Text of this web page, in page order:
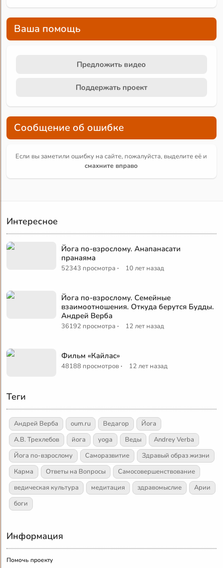
Ваша помощь
Предложить видео
Поддержать проект
Сообщение об ошибке
Если вы заметили ошибку на сайте, пожалуйста, выделите её и
смахните вправо
Интересное
Йога по-взрослому. Анапанасати
пранаяма
52343 просмотра · 10 лет назад
Йога по-взрослому. Семейные
взаимоотношения. Откуда берутся Будды.
Андрей Верба
36192 просмотра · 12 лет назад
Фильм «Кайлас»
48188 просмотров · 12 лет назад
Теги
Андрей Верба oum.ru Ведагор
Йога
А.В. Трехлебов
йога yoga Веды
Andrey Verba
Йога по-взрослому
Саморазвитие
Здравый образ жизни
Карма
Ответы на Вопросы
Самосовершенствование
ведическая культура
медитация здравомыслие
Арии
боги
Информация
Помочь проекту